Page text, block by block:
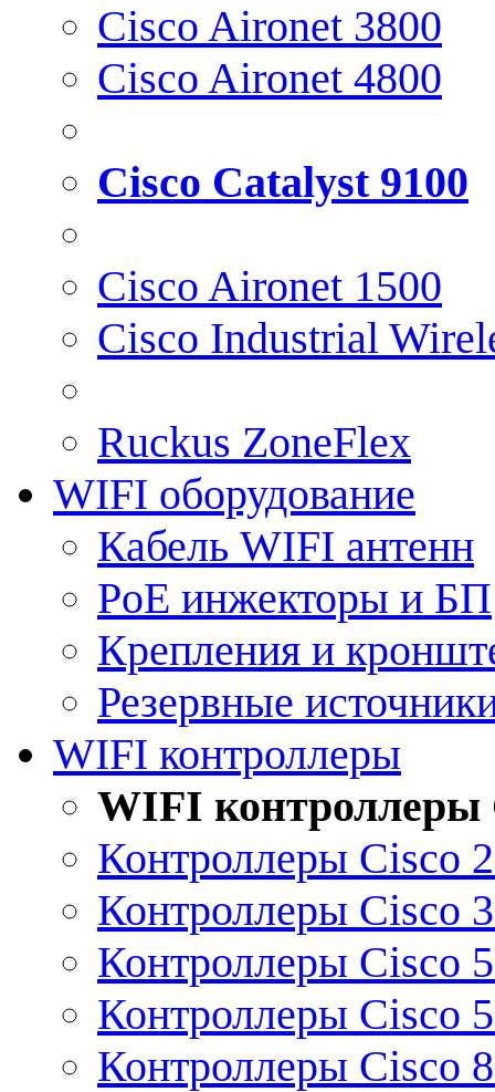
Cisco Aironet 3800
Cisco Aironet 4800
Cisco Catalyst 9100
Cisco Aironet 1500
Cisco Industrial
Ruckus ZoneFlex
WIFI оборудование
Кабель WIFI антенн
PoE инжекторы и БП
Крепления и
Резервные
WIFI контроллеры
WIFI контроллеры
Контроллеры Cisco
Контроллеры Cisco
Контроллеры Cisco
Контроллеры Cisco
Контроллеры Cisco